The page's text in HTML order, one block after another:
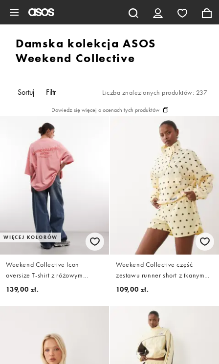
Damska kolekcja ASOS
Weekend Collective
Sortuj Filtr Liczba znalezionych produktów: 237
Dowiedz się więcej o ocenach tych produktów
WIĘCEJ KOLORÓW
Weekend Collective Icon
oversize T-shirt z różowym
nadrukiem z tyłu w czerwone,
139,00 zł.
Weekend Collective część
zestawu runner short z tkanym
logo we wzór w groszki w
109,00 zł.